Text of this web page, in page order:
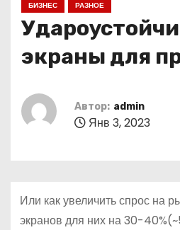
БИЗНЕС РАЗНОЕ
экраны для
Автор: admin
Янв 3, 2023
Или как увеличить спрос на
экранов для них на 30-